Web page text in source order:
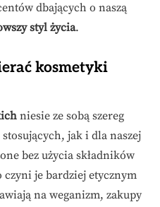
dbających o naszą
styl życia.
kosmetyki
niesie ze sobą szereg
jak i dla naszej
bez użycia składników
czyni je bardziej etycznym
na weganizm, zakupy